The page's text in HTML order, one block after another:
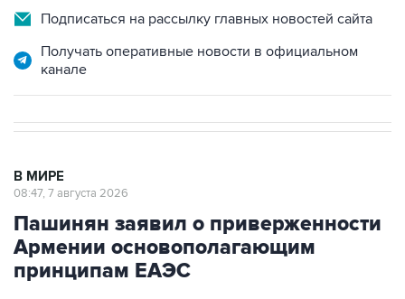
Подписаться на рассылку главных новостей сайта
Получать оперативные новости в официальном
канале
В МИРЕ
08:47, 7 августа 2026
Пашинян заявил о приверженности
Армении основополагающим
принципам ЕАЭС